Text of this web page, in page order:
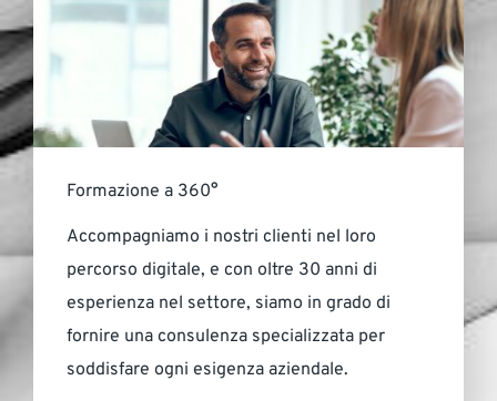
Formazione a 360°
Accompagniamo i nostri clienti nel loro
percorso digitale, e con oltre 30 anni di
esperienza nel settore, siamo in grado di
fornire una consulenza specializzata per
soddisfare ogni esigenza aziendale.